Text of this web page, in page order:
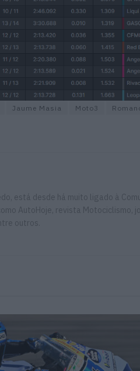
Jaume Masia Moto3
está desde há muito ligado à
AutoHoje, revista Motociclismo,
outros.